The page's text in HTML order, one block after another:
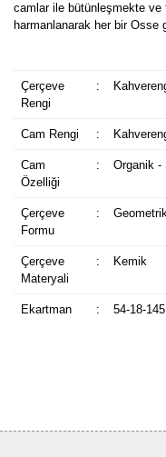
camlar ile bütünleşmekte ve
harmanlanarak her bir Osse
Çerçeve
Rengi
:
Cam Rengi :
Cam
Özelliği
: Organik -
Çerçeve
Formu
:
Çerçeve
Materyali
: Kemik
Ekartman : 54-18-145